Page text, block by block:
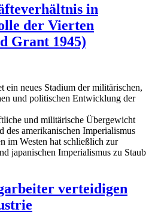
in
der Vierten
Grant 1945)
ein neues Stadium der militärischen,
und politischen Entwicklung der
und militärische Übergewicht
des amerikanischen Imperialismus
im Westen hat schließlich zur
japanischen Im­perialismus zu Staub
verteidigen